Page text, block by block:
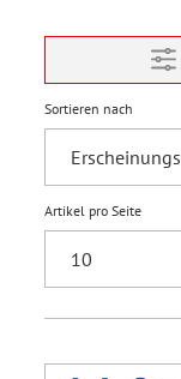
Sortieren nach
Artikel pro Seite